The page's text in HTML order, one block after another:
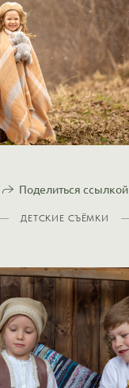
Поделиться ссылкой
ДЕТСКИЕ СЪЁМКИ